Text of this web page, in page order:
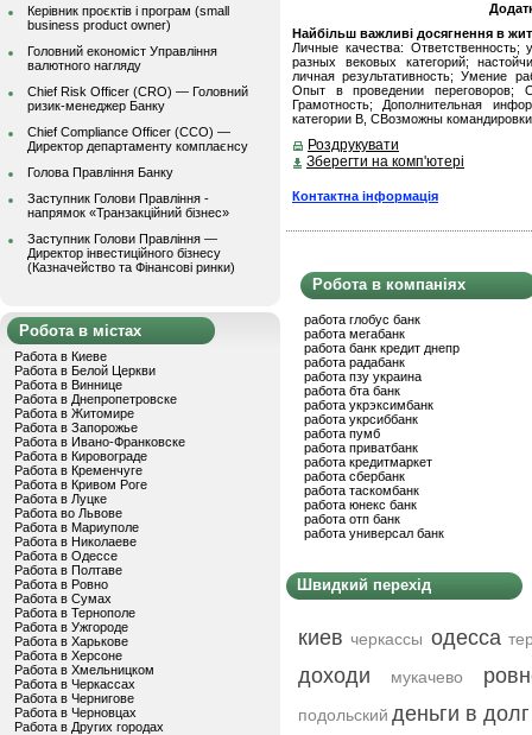
Керівник проєктів і програм (small
business product owner)
Головний економіст Управління
валютного нагляду
Chief Risk Officer (CRO) — Головний
ризик-менеджер Банку
Chief Compliance Officer (CCO) —
Директор департаменту комплаєнсу
Голова Правління Банку
Заступник Голови Правління -
напрямок «Транзакційний бізнес»
Заступник Голови Правління —
Директор інвестиційного бізнесу
(Казначейство та Фінансові ринки)
Робота в містах
Работа в Киеве
Работа в Белой Церкви
Работа в Виннице
Работа в Днепропетровске
Работа в Житомире
Работа в Запорожье
Работа в Ивано-Франковске
Работа в Кировограде
Работа в Кременчуге
Работа в Кривом Роге
Работа в Луцке
Работа во Львове
Работа в Мариуполе
Работа в Николаеве
Работа в Одессе
Работа в Полтаве
Работа в Ровно
Работа в Сумах
Работа в Тернополе
Работа в Ужгороде
Работа в Харькове
Работа в Херсоне
Работа в Хмельницком
Работа в Черкассах
Работа в Чернигове
Работа в Черновцах
Работа в Других городах
Найбільш важливі досягнення в
Личные качества:
разных вековых категорий;
личная результативность; Умение
Опыт в проведении переговоров;
Грамотность; Дополнительная
категории В, СВозможны
Роздрукувати
Зберегти на комп'ютері
Контактна інформація
Робота в компаніях
работа глобус банк
работа мегабанк
работа банк кредит днепр
работа радабанк
работа пзу украина
работа бта банк
работа укрэксимбанк
работа укрсиббанк
работа пумб
работа приватбанк
работа кредитмаркет
работа сбербанк
работа таскомбанк
работа юнекс банк
работа отп банк
работа универсал банк
Швидкий перехід
киев черкассы одесса
доходи мукачево
подольский деньги в долг